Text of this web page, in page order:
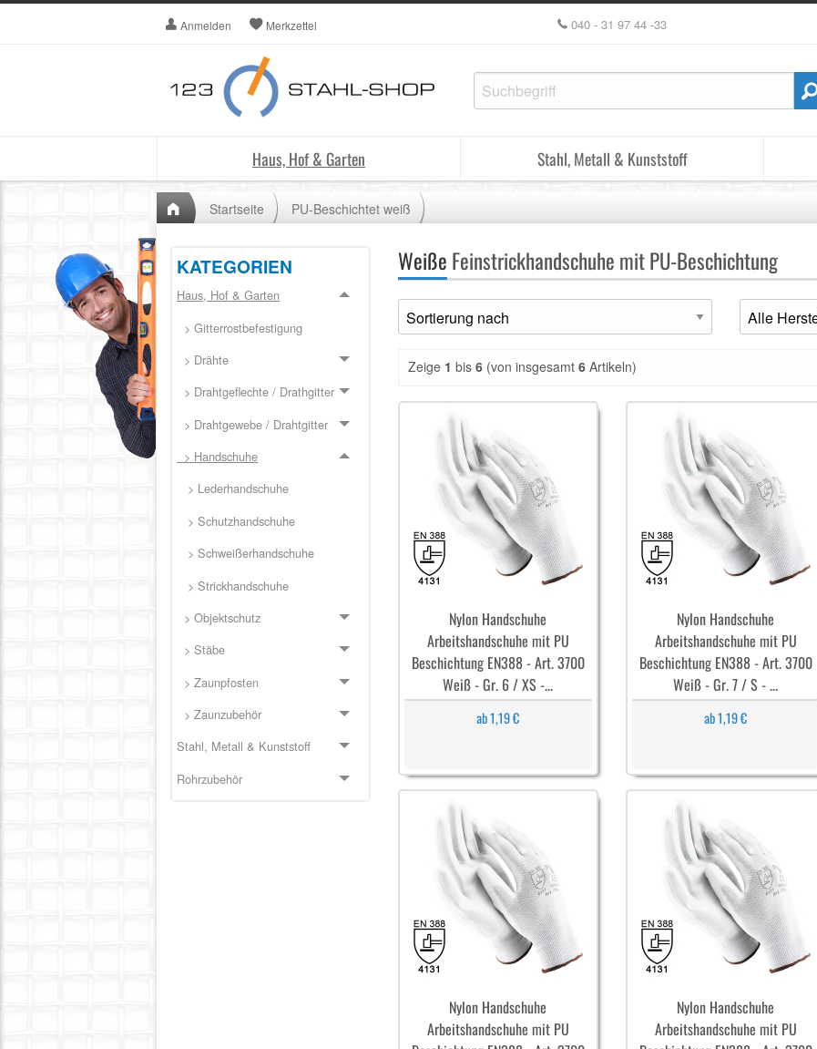
Anmelden Merkzettel 040 - 31 97 44 -33
Haus, Hof & Garten Stahl, Metall & Kunststoff
Startseite PU-Beschichtet weiß
KATEGORIEN
Haus, Hof & Garten
> Gitterrostbefestigung
> Drähte
> Drahtgeflechte / Drathgitter
> Drahtgewebe / Drahtgitter
> Handschuhe
> Lederhandschuhe
> Schutzhandschuhe
> Schweißerhandschuhe
> Strickhandschuhe
> Objektschutz
> Stäbe
> Zaunpfosten
> Zaunzubehör
Stahl, Metall & Kunststoff
Rohrzubehör
Weiße Feinstrickhandschuhe mit PU-Beschichtung
Zeige 1 bis 6 (von insgesamt 6 Artikeln)
Nylon Handschuhe
Arbeitshandschuhe mit PU
Beschichtung EN388 - Art. 3700
Weiß - Gr. 6 / XS -...
ab 1,19 €
Nylon Handschuhe
Arbeitshandschuhe mit PU
Beschichtung EN388 - Art. 3700
Weiß - Gr. 7 / S - ...
ab 1,19 €
Nylon Handschuhe
Arbeitshandschuhe mit PU
Nylon Handschuhe
Arbeitshandschuhe mit PU